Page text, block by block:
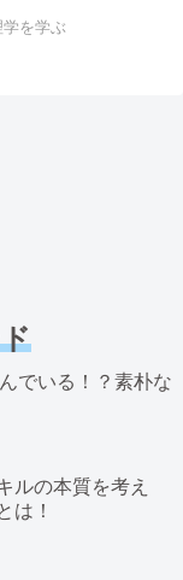
学を学ぶ
でいる！？素朴な
ルの本質を考え
は！